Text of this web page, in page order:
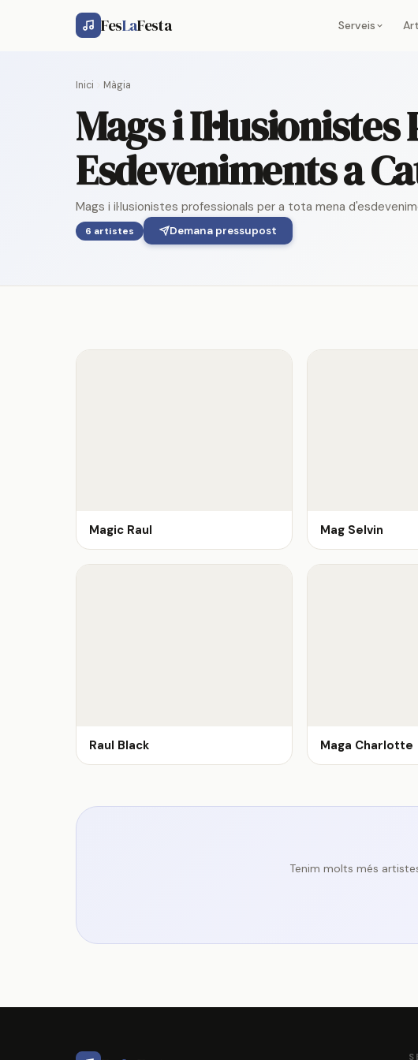
FesLaFesta Serveis
Inici Màgia
Mags i
Esdeveniments a
Mags i il·lusionistes professionals per a tota mena
6 artistes Demana pressupost
Magic Raul Mag Selvin
Raul Black Maga Charlotte
Tenim molts més